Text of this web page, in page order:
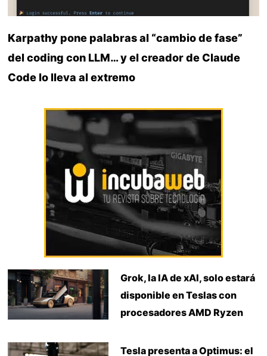
Karpathy pone palabras al “cambio de fase”
del coding con LLM… y el creador de Claude
Code lo lleva al extremo
Grok, la IA de xAI, solo estará
disponible en Teslas con
procesadores AMD Ryzen
Tesla presenta a Optimus: el